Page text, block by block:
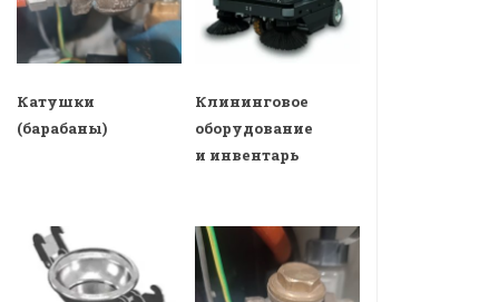
Катушки
(барабаны)
Клининговое
оборудование
и инвентарь